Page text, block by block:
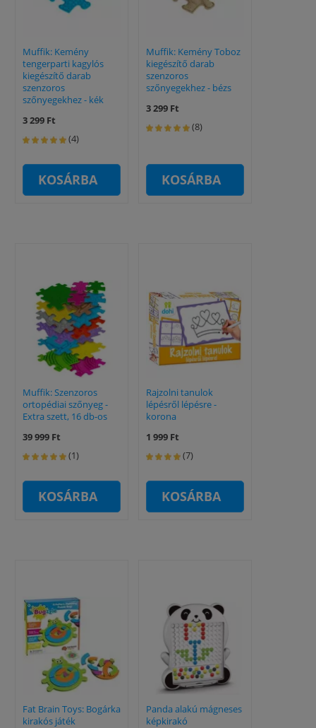
Muffik: Kemény
tengerparti kagylós
kiegészítő darab
szenzoros
szőnyegekhez - kék
3 299 Ft
(4)
KOSÁRBA
Muffik: Kemény Toboz
kiegészítő darab
szenzoros
szőnyegekhez - bézs
3 299 Ft
(8)
KOSÁRBA
Muffik: Szenzoros
ortopédiai szőnyeg -
Extra szett, 16 db-os
39 999 Ft
(1)
KOSÁRBA
Rajzolni tanulok
lépésről lépésre -
korona
1 999 Ft
(7)
KOSÁRBA
Fat Brain Toys: Bogárka
kirakós játék
Panda alakú mágneses
képkirakó